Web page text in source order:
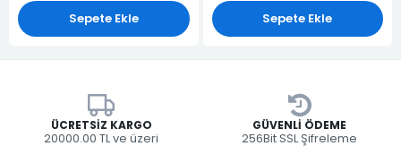
Sepete Ekle Sepete Ekle
ÜCRETSIZ KARGO
20000.00 TL ve üzeri
GÜVENLI ÖDEME
256Bit SSL Şifreleme